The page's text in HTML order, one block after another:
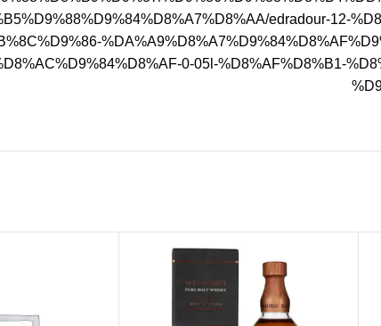
edradour-12-
0-05l-%D8%AF%D8%B1-